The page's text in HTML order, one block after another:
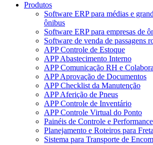
Produtos
Software ERP para médias e
ônibus
Software ERP para empresas de
Software de venda de passagens
APP Controle de Estoque
APP Abastecimento Interno
APP Comunicação RH e
APP Aprovação de Documentos
APP Checklist da Manutenção
APP Aferição de Pneus
APP Controle de Inventário
APP Controle Virtual do Ponto
Painéis de Controle e Performance
Planejamento e Roteiros para
Sistema para Transporte de